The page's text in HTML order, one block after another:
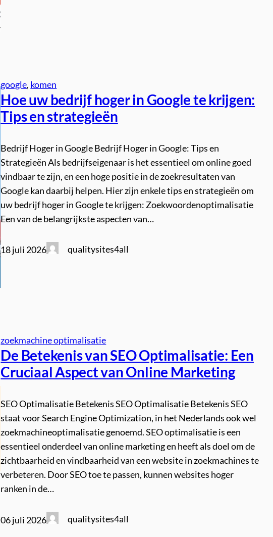
google, komen
Hoe uw bedrijf hoger in Google te krijgen:
Tips en strategieën
Bedrijf Hoger in Google Bedrijf Hoger in Google: Tips en
Strategieën Als bedrijfseigenaar is het essentieel om online goed
vindbaar te zijn, en een hoge positie in de zoekresultaten van
Google kan daarbij helpen. Hier zijn enkele tips en strategieën om
uw bedrijf hoger in Google te krijgen: Zoekwoordenoptimalisatie
Een van de belangrijkste aspecten van…
18 juli 2026 qualitysites4all
zoekmachine optimalisatie
De Betekenis van SEO Optimalisatie: Een
Cruciaal Aspect van Online Marketing
SEO Optimalisatie Betekenis SEO Optimalisatie Betekenis SEO
staat voor Search Engine Optimization, in het Nederlands ook wel
zoekmachineoptimalisatie genoemd. SEO optimalisatie is een
essentieel onderdeel van online marketing en heeft als doel om de
zichtbaarheid en vindbaarheid van een website in zoekmachines te
verbeteren. Door SEO toe te passen, kunnen websites hoger
ranken in de…
06 juli 2026 qualitysites4all